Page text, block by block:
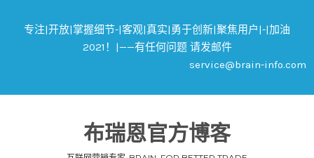
专注|开放|掌握细节-|客观|真实|勇于创新|聚焦用户|-|加油
2021！|——有任何问题 请发邮件
service@brain-info.com
布瑞恩官方博客